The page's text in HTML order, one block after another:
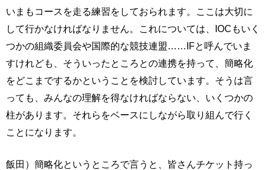
いまもコースを走る練習をしておられます。ここは大切に
して行かなければなりません。これについては、IOCもいく
つかの組織委員会や国際的な競技連盟……IFと呼んでいま
すけれども、そういったところとの連携を持って、簡略化
をどこまでするかということを検討しています。そうは言
っても、みんなの理解を得なければならない、いくつかの
柱があります。それらをベースにしながら取り組んで行く
ことになります。
飯田）簡略化というところで言うと、皆さんチケット持っ